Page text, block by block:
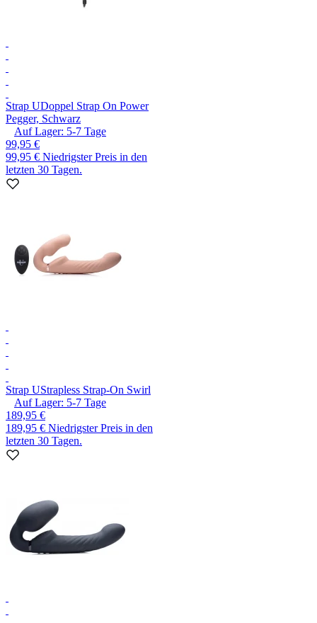
Strap UDoppel Strap On Power
Pegger, Schwarz
Auf Lager: 5-7 Tage
99,95 €
99,95 € Niedrigster Preis in den
letzten 30 Tagen.
Strap UStrapless Strap-On Swirl
Auf Lager: 5-7 Tage
189,95 €
189,95 € Niedrigster Preis in den
letzten 30 Tagen.